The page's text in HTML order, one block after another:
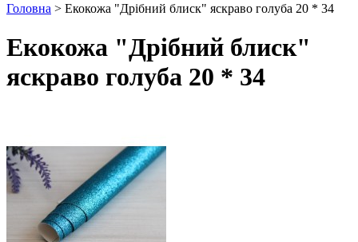
Головна > Екокожа "Дрібний блиск" яскраво голуба 20 * 34
Екокожа "Дрібний блиск"
яскраво голуба 20 * 34